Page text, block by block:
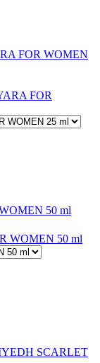
FOR WOMEN
50 ml
SCARLET